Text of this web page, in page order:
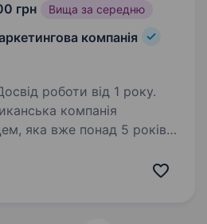
грн Вища за середню
компанія
роботи від 1 року.
компанія
яка вже понад 5 років
бек-офісу для